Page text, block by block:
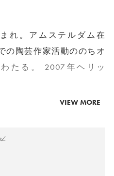
れ。アムステルダム在
の陶芸作家活動ののちオ
たる。 2007年ヘリッ
Art Photo Award（ド
年 第1回 Unseen
VIEW MORE